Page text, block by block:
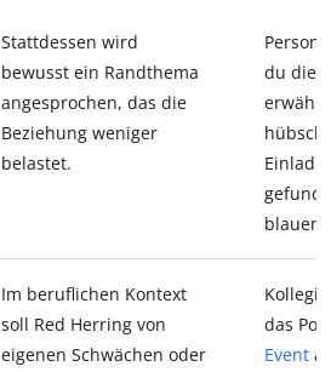
Stattdessen wird
bewusst ein Randthema
angesprochen, das die
Beziehung weniger
belastet.
Person
du die
blauen
Im beruflichen Kontext
soll Red Herring von
eigenen Schwächen oder
das
Event